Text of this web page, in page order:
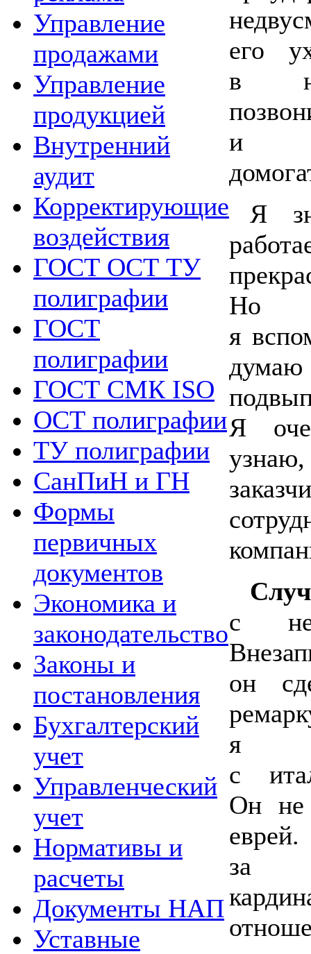
Управление
продажами
Управление
продукцией
Внутренний
аудит
Корректирующие
воздействия
ГОСТ ОСТ ТУ
полиграфии
ГОСТ
полиграфии
ГОСТ СМК ISO
ОСТ полиграфии
ТУ полиграфии
СанПиН и ГН
Формы
первичных
документов
Экономика и
законодательство
Законы и
постановления
Бухгалтерский
учет
Управленческий
учет
Нормативы и
расчеты
Документы НАП
Уставные
его
в
и
Я
Но
я
думаю
Я
с
он
я
с
Он не
за